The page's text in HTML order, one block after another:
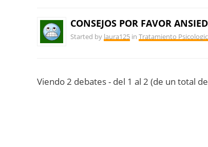
CONSEJOS POR FAVOR
Started by laura125 in Tratamiento
Viendo 2 debates - del 1 al 2 (de un total